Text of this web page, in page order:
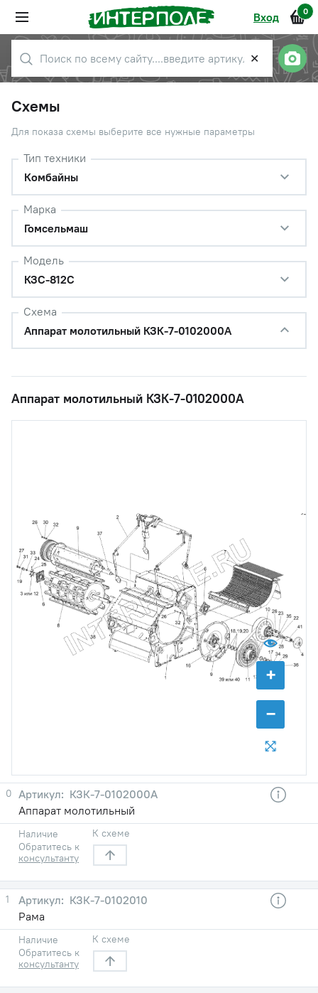
Вход 0
✕
Схемы
Для показа схемы выберите все нужные параметры
Тип техники
Комбайны
Марка
Гомсельмаш
Модель
КЗС-812С
Схема
Аппарат молотильный КЗК-7-0102000А
Аппарат молотильный КЗК-7-0102000А
+
−
0
КЗК-7-0102000А
Аппарат молотильный
Наличие
Обратитесь к
консультанту
К схеме
1
КЗК-7-0102010
Рама
Наличие
Обратитесь к
консультанту
К схеме